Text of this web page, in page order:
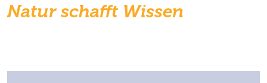
Natur schafft Wissen